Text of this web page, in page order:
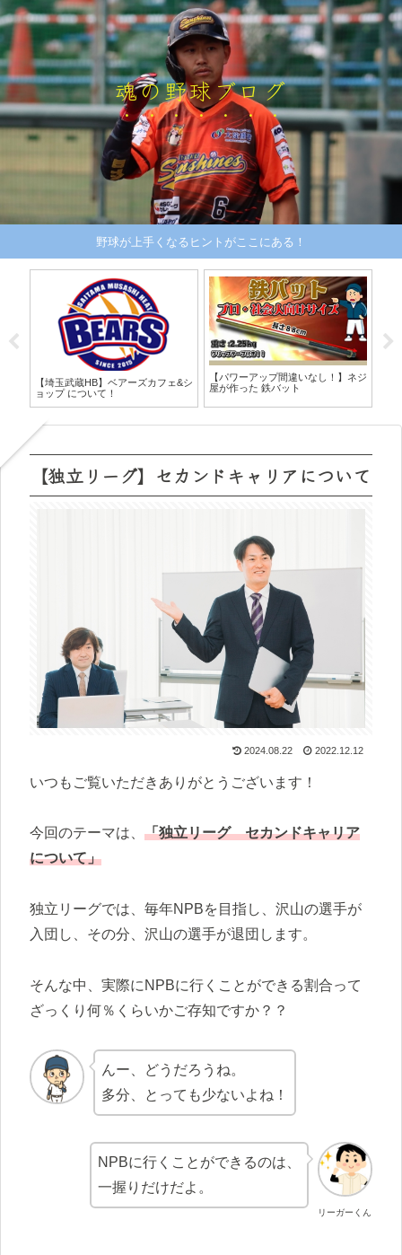
魂の野球ブログ
野球が上手くなるヒントがここにある！
【埼玉武蔵HB】ベアーズカフェ&シ
ョップ について！
【パワーアップ間違いなし！】ネジ
屋が作った 鉄バット
【独立リーグ】セカンドキャリアについて
2024.08.22 2022.12.12
いつもご覧いただきありがとうございます！
今回のテーマは、 「独立リーグ セカンドキャリア
について」
独立リーグでは、毎年NPBを目指し、沢山の選手が
入団し、その分、沢山の選手が退団します。
そんな中、実際にNPBに行くことができる割合って
ざっくり何％くらいかご存知ですか？？
んー、どうだろうね。
多分、とっても少ないよね！
リーガーくん
NPBに行くことができるのは、
一握りだけだよ。